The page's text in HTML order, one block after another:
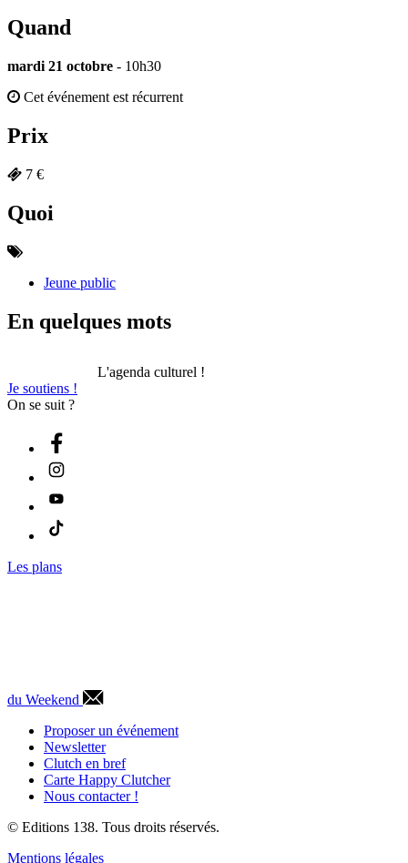
Quand
mardi 21 octobre - 10h30
Cet événement est récurrent
Prix
7 €
Quoi
Jeune public
En quelques mots
L'agenda culturel !
Je soutiens !
On se suit ?
Les plans
du Weekend
Proposer un événement
Newsletter
Clutch en bref
Carte Happy Clutcher
Nous contacter !
© Editions 138. Tous droits réservés.
Mentions légales